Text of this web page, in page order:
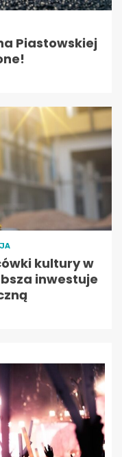
Piastowskiej
kultury w
inwestuje